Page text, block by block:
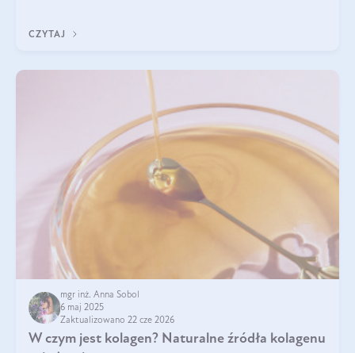
CZYTAJ
mgr inż. Anna Sobol
6 maj 2025
Zaktualizowano 22 cze 2026
W czym jest kolagen? Naturalne źródła kolagenu